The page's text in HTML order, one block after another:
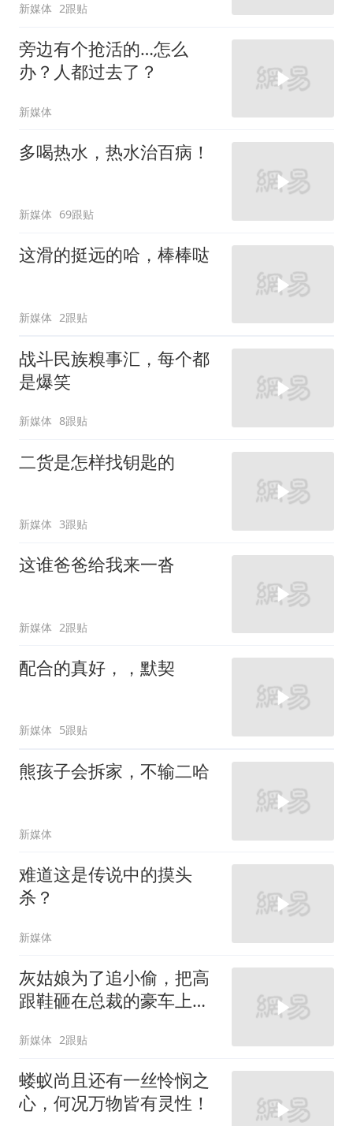
新媒体 2跟贴
旁边有个抢活的…怎么
办？人都过去了？
新媒体
多喝热水，热水治百病！
新媒体 69跟贴
这滑的挺远的哈，棒棒哒
新媒体 2跟贴
战斗民族糗事汇，每个都
是爆笑
新媒体 8跟贴
二货是怎样找钥匙的
新媒体 3跟贴
这谁爸爸给我来一沓
新媒体 2跟贴
配合的真好，，默契
新媒体 5跟贴
熊孩子会拆家，不输二哈
新媒体
难道这是传说中的摸头
杀？
新媒体
灰姑娘为了追小偷，把高
跟鞋砸在总裁的豪车上，
新媒体 2跟贴
蝼蚁尚且还有一丝怜悯之
心，何况万物皆有灵性！